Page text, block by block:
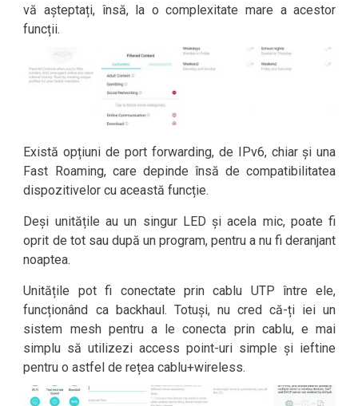
vă așteptați, însă, la o complexitate mare a acestor
funcții.
Există opțiuni de port forwarding, de IPv6, chiar și una
Fast Roaming, care depinde însă de compatibilitatea
dispozitivelor cu această funcție.
Deși unitățile au un singur LED și acela mic, poate fi
oprit de tot sau după un program, pentru a nu fi deranjant
noaptea.
Unitățile pot fi conectate prin cablu UTP între ele,
funcționând ca backhaul. Totuși, nu cred că-ți iei un
sistem mesh pentru a le conecta prin cablu, e mai
simplu să utilizezi access point-uri simple și ieftine
pentru o astfel de rețea cablu+wireless.